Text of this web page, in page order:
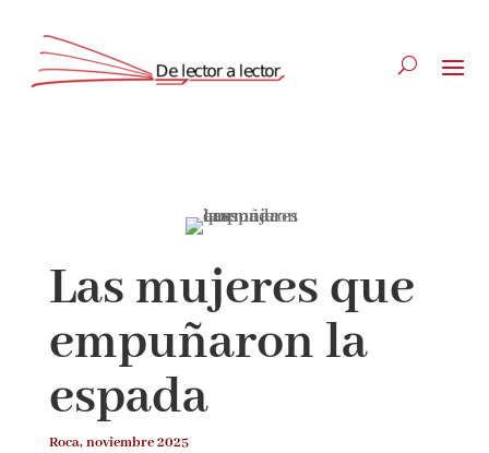
Las mujeres que
empuñaron la
espada
Roca, noviembre 2025
¡Suscríbete y No Te Pierdas
Nada!
Únete a nuestra comunidad de amantes de la
literatura y recibe las últimas noticias y